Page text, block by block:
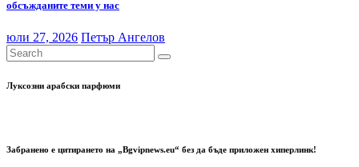
обсъжданите теми у нас
юли 27, 2026 Петър Ангелов
Луксозни арабски парфюми
Забранено е цитирането на „Bgvipnews.eu“ без да бъде приложен хиперлинк!